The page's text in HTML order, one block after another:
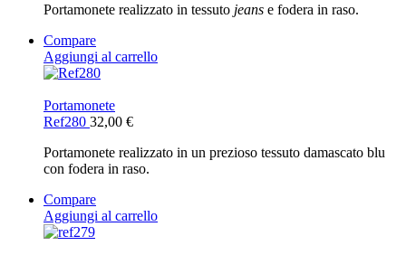
Portamonete realizzato in tessuto jeans e fodera in raso.
Compare
Aggiungi al carrello
Portamonete
Ref280 32,00 €
Portamonete realizzato in un prezioso tessuto damascato blu
con fodera in raso.
Compare
Aggiungi al carrello